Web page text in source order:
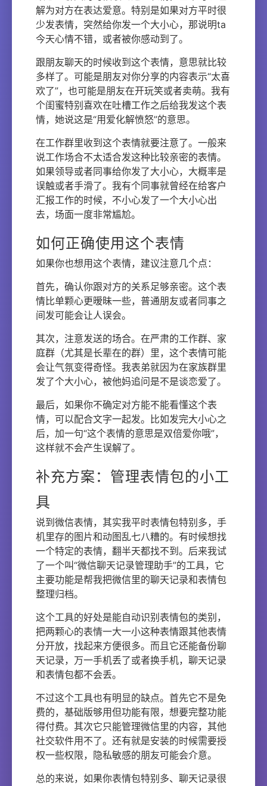
解为对方在表达爱意。特别是如果对方平时很
少发表情，突然给你发一个大小心，那说明ta
今天心情不错，或者被你感动到了。
跟朋友聊天的时候收到这个表情，意思就比较
多样了。可能是朋友对你分享的内容表示“太喜
欢了”，也可能是朋友在开玩笑或者卖萌。我有
个闺蜜特别喜欢在吐槽工作之后给我发这个表
情，她说这是“用爱化解愤怒”的意思。
在工作群里收到这个表情就要注意了。一般来
说工作场合不太适合发这种比较亲密的表情。
如果领导或者同事给你发了大小心，大概率是
误触或者手滑了。我有个同事就曾经在给客户
汇报工作的时候，不小心发了一个大小心出
去，场面一度非常尴尬。
如何正确使用这个表情
如果你也想用这个表情，建议注意几个点：
首先，确认你跟对方的关系足够亲密。这个表
情比单颗心更暧昧一些，普通朋友或者同事之
间发可能会让人误会。
其次，注意发送的场合。在严肃的工作群、家
庭群（尤其是长辈在的群）里，这个表情可能
会让气氛变得奇怪。我表弟就因为在家族群里
发了个大小心，被他妈追问是不是谈恋爱了。
最后，如果你不确定对方能不能看懂这个表
情，可以配合文字一起发。比如发完大小心之
后，加一句“这个表情的意思是双倍爱你哦”，
这样就不会产生误解了。
补充方案：管理表情包的小工
具
说到微信表情，其实我平时表情包特别多，手
机里存的图片和动图乱七八糟的。有时候想找
一个特定的表情，翻半天都找不到。后来我试
了一个叫“微信聊天记录管理助手”的工具，它
主要功能是帮我把微信里的聊天记录和表情包
整理归档。
这个工具的好处是能自动识别表情包的类别，
把两颗心的表情一大一小这种表情跟其他表情
分开放，找起来方便很多。而且它还能备份聊
天记录，万一手机丢了或者换手机，聊天记录
和表情包都不会丢。
不过这个工具也有明显的缺点。首先它不是免
费的，基础版够用但功能有限，想要完整功能
得付费。其次它只能管理微信里的内容，其他
社交软件用不了。还有就是安装的时候需要授
权一些权限，隐私敏感的朋友可能会介意。
总的来说，如果你表情包特别多、聊天记录很